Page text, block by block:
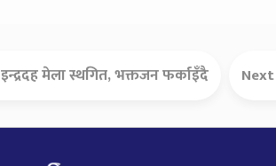
इन्द्रदह मेला स्थगित, भक्तजन फर्काइँदै